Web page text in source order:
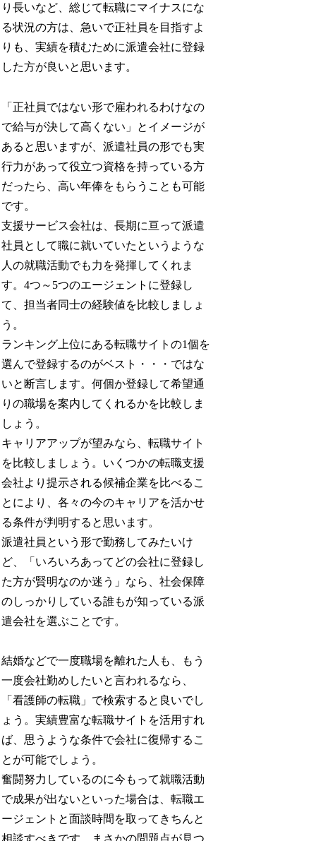
り長いなど、総じて転職にマイナスにな
る状況の方は、急いで正社員を目指すよ
りも、実績を積むために派遣会社に登録
した方が良いと思います。
「正社員ではない形で雇われるわけなの
で給与が決して高くない」とイメージが
あると思いますが、派遣社員の形でも実
行力があって役立つ資格を持っている方
だったら、高い年俸をもらうことも可能
です。
支援サービス会社は、長期に亘って派遣
社員として職に就いていたというような
人の就職活動でも力を発揮してくれま
す。4つ～5つのエージェントに登録し
て、担当者同士の経験値を比較しましょ
う。
ランキング上位にある転職サイトの1個を
選んで登録するのがベスト・・・ではな
いと断言します。何個か登録して希望通
りの職場を案内してくれるかを比較しま
しょう。
キャリアアップが望みなら、転職サイト
を比較しましょう。いくつかの転職支援
会社より提示される候補企業を比べるこ
とにより、各々の今のキャリアを活かせ
る条件が判明すると思います。
派遣社員という形で勤務してみたいけ
ど、「いろいろあってどの会社に登録し
た方が賢明なのか迷う」なら、社会保障
のしっかりしている誰もが知っている派
遣会社を選ぶことです。
結婚などで一度職場を離れた人も、もう
一度会社勤めしたいと言われるなら、
「看護師の転職」で検索すると良いでし
ょう。実績豊富な転職サイトを活用すれ
ば、思うような条件で会社に復帰するこ
とが可能でしょう。
奮闘努力しているのに今もって就職活動
で成果が出ないといった場合は、転職エ
ージェントと面談時間を取ってきちんと